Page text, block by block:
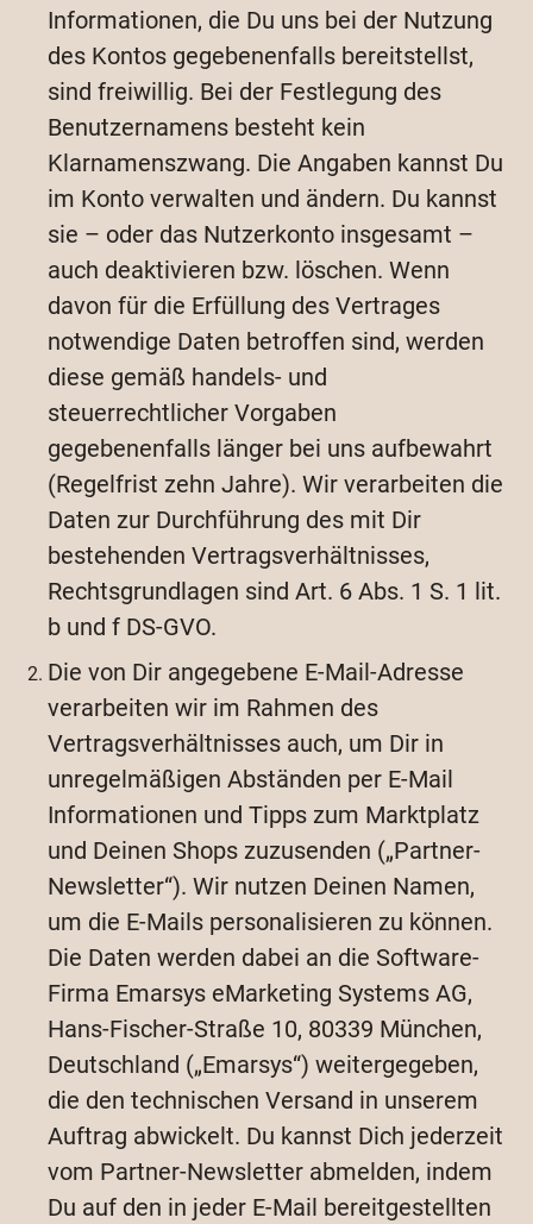
Informationen, die Du uns bei der Nutzung
des Kontos gegebenenfalls bereitstellst,
sind freiwillig. Bei der Festlegung des
Benutzernamens besteht kein
Klarnamenszwang. Die Angaben kannst Du
im Konto verwalten und ändern. Du kannst
sie – oder das Nutzerkonto insgesamt –
auch deaktivieren bzw. löschen. Wenn
davon für die Erfüllung des Vertrages
notwendige Daten betroffen sind, werden
diese gemäß handels- und
steuerrechtlicher Vorgaben
gegebenenfalls länger bei uns aufbewahrt
(Regelfrist zehn Jahre). Wir verarbeiten die
Daten zur Durchführung des mit Dir
bestehenden Vertragsverhältnisses,
Rechtsgrundlagen sind Art. 6 Abs. 1 S. 1 lit.
b und f DS-GVO.
Die von Dir angegebene E-Mail-Adresse
verarbeiten wir im Rahmen des
Vertragsverhältnisses auch, um Dir in
unregelmäßigen Abständen per E-Mail
Informationen und Tipps zum Marktplatz
und Deinen Shops zuzusenden („Partner-
Newsletter“). Wir nutzen Deinen Namen,
um die E-Mails personalisieren zu können.
Die Daten werden dabei an die Software-
Firma Emarsys eMarketing Systems AG,
Hans-Fischer-Straße 10, 80339 München,
Deutschland („Emarsys“) weitergegeben,
die den technischen Versand in unserem
Auftrag abwickelt. Du kannst Dich jederzeit
vom Partner-Newsletter abmelden, indem
Du auf den in jeder E-Mail bereitgestellten